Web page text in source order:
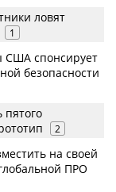
ловят
1
США спонсирует
безопасности
пятого
2
на своей
ПРО